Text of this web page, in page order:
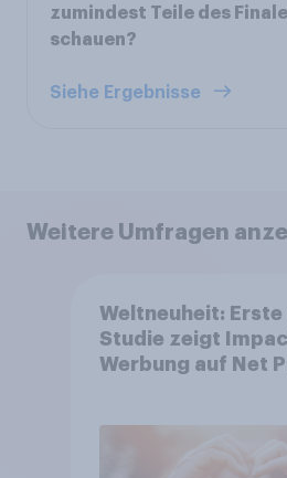
zumindest Teile des
schauen?
Siehe Ergebnisse
Weitere Umfragen
Weltneuheit:
Studie zeigt
Werbung auf Net